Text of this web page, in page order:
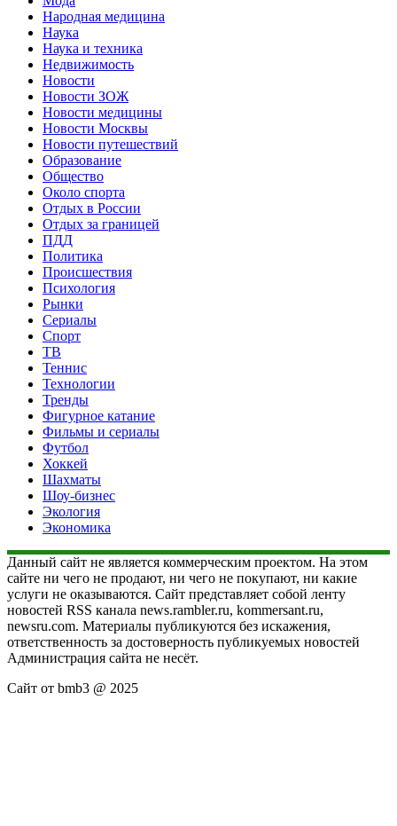
Народная медицина
Наука
Наука и техника
Недвижимость
Новости
Новости ЗОЖ
Новости медицины
Новости Москвы
Новости путешествий
Образование
Общество
Около спорта
Отдых в России
Отдых за границей
ПДД
Политика
Происшествия
Психология
Рынки
Сериалы
Спорт
ТВ
Теннис
Технологии
Тренды
Фигурное катание
Фильмы и сериалы
Футбол
Хоккей
Шахматы
Шоу-бизнес
Экология
Экономика
Данный сайт не является коммерческим проектом. На этом
сайте ни чего не продают, ни чего не покупают, ни какие
услуги не оказываются. Сайт представляет собой ленту
новостей RSS канала news.rambler.ru, kommersant.ru,
newsru.com. Материалы публикуются без искажения,
ответственность за достоверность публикуемых новостей
Администрация сайта не несёт.
Сайт от bmb3 @ 2025